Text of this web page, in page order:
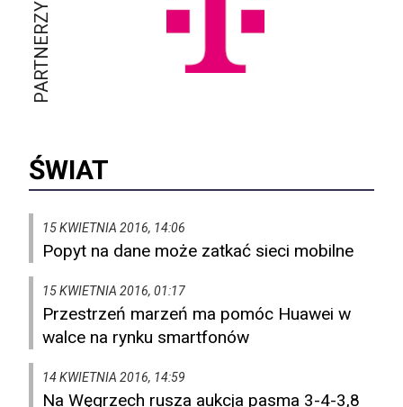
PARTNERZY
ŚWIAT
15 KWIETNIA 2016, 14:06
Popyt na dane może zatkać sieci mobilne
15 KWIETNIA 2016, 01:17
Przestrzeń marzeń ma pomóc Huawei w
walce na rynku smartfonów
14 KWIETNIA 2016, 14:59
Na Węgrzech rusza aukcja pasma 3-4-3,8